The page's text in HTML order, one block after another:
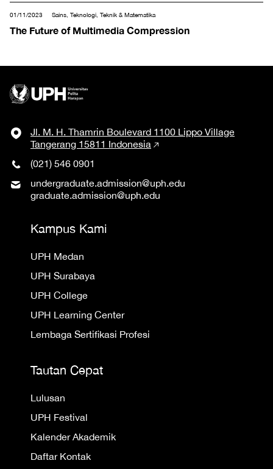
01/11/2023 Sains, Teknologi, Teknik & Matematika
The Future of Multimedia Compression
Jl. M. H. Thamrin Boulevard 1100 Lippo Village
Tangerang 15811 Indonesia
(021) 546 0901
undergraduate.admission@uph.edu
graduate.admission@uph.edu
Kampus Kami
UPH Medan
UPH Surabaya
UPH College
UPH Learning Center
Lembaga Sertifikasi Profesi
Tautan Cepat
Lulusan
UPH Festival
Kalender Akademik
Daftar Kontak